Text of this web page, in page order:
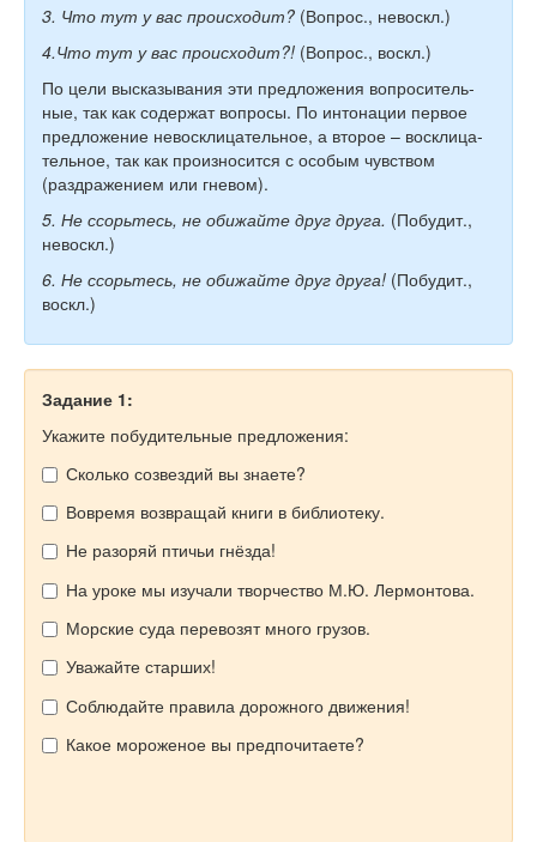
3. Что тут у вас про­ис­хо­дит? (Во­прос., невос­кл.)
4.Что тут у вас про­ис­хо­дит?! (Во­прос., воскл.)
По цели высказывания эти пред­ло­же­ния во­про­си­тель­
ные, так как содержат во­про­сы. По ин­то­на­ции пер­вое
пред­ло­же­ние невос­кли­ца­тель­ное, а вто­рое – вос­кли­ца­
тель­ное, так как про­из­но­сит­ся с осо­бым чув­ством
(раздражением или гневом).
5. Не ссорь­тесь, не оби­жай­те друг друга. (По­бу­дит.,
невос­кл.)
6. Не ссорь­тесь, не оби­жай­те друг друга! (По­бу­дит.,
воскл.)
Задание 1:
Укажите побудительные предложения:
Сколько созвездий вы знаете?
Вовремя возвращай книги в библиотеку.
Не разоряй птичьи гнёзда!
На уроке мы изучали творчество М.Ю. Лермонтова.
Морские суда перевозят много грузов.
Уважайте старших!
Соблюдайте правила дорожного движения!
Какое мороженое вы предпочитаете?